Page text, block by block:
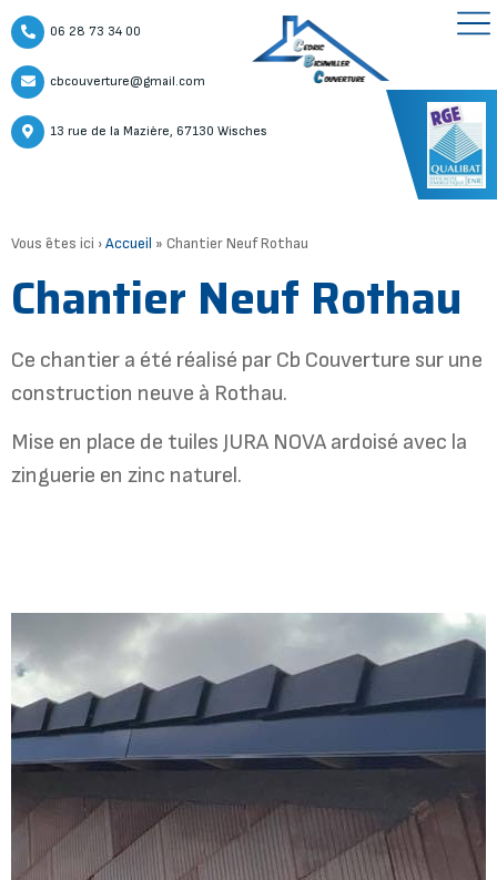
06 28 73 34 00
cbcouverture@gmail.com
13 rue de la Mazière, 67130 Wisches
Vous êtes ici ›Accueil » Chantier Neuf Rothau
Chantier Neuf Rothau
Ce chantier a été réalisé par Cb Couverture sur une
construction neuve à Rothau.
Mise en place de tuiles JURA NOVA ardoisé avec la
zinguerie en zinc naturel.